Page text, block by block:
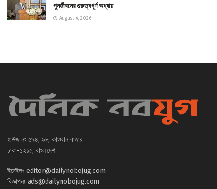
পুনর্জীবনের গুরুত্বপূর্ণ অধ্যায়
August 6, 2026
হাউজ নং ৫৯৪, ৯৮, কাওরান বাজার
ঢাকা-১২১৫, বাংলাদেশ
ইমেইলঃ editor@dailynobojug.com
বিজ্ঞাপনঃ ads@dailynobojug.com